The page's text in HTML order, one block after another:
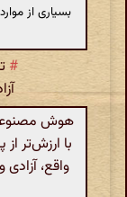
بسیاری از
#
هوش
با ارزش‌تر
واقع،